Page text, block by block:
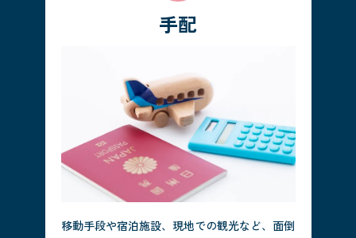
手配
移動手段や宿泊施設、現地での観光など、面倒